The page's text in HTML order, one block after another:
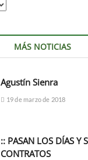
MÁS NOTICIAS
Agustín Sienra
19 de marzo de 2018
:: PASAN LOS DÍAS Y
CONTRATOS